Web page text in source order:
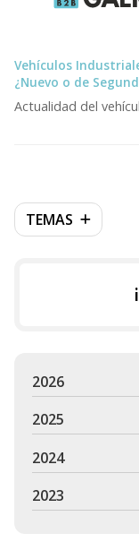
TEMAS
Vehículos
¿Nuevo o de
Guía 2025
Actualidad del
2026
2025
2024
2023